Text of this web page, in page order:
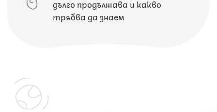
дълго продължава и какво
трябва да знаем